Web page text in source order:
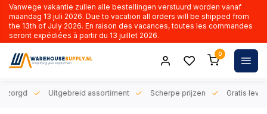
Vanwege vakantie zullen alle bestellingen verstuurd worden vanaf
maandag 13 juli 2026. Due to vacation all orders will be shipped from
the 13th of July 2026. En raison des vacances, toutes les commandes
seront expédiées à partir du 13 juillet 2026.
0
Uitgebreid assortiment Scherpe prijzen Gratis levering